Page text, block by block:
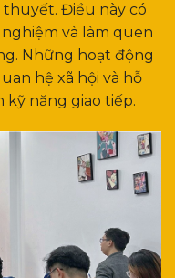
thuyết. Điều này có
và làm quen
Những hoạt động
hệ xã hội và hỗ
kỹ năng giao tiếp.